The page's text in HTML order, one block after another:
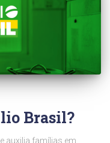
Brasil?
auxilia famílias em